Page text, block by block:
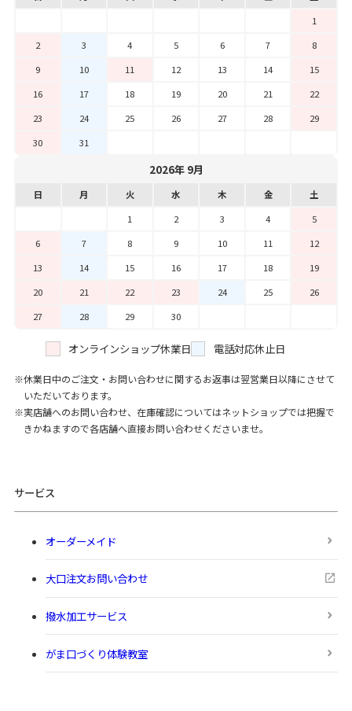
1
2
3 4 5 6 7
8
9
10 11 12 13 14
15
16
17 18 19 20 21
22
23
24 25 26 27 28
29
30
31
2026年 9月
日 月 火 水 木 金
土
1
2 3 4
5
6
7 8 9 10 11
12
13
14 15 16 17 18
19
20
21 22 23 24 25
26
27
28 29 30
オンラインショップ休業日 電話対応休止日
休業日中のご注文・お問い合わせに関するお返事は翌営業日以降にさせて
いただいております。
実店舗へのお問い合わせ、在庫確認についてはネットショップでは把握で
きかねますので各店舗へ直接お問い合わせくださいませ。
サービス
オーダーメイド
大口注文お問い合わせ
撥水加工サービス
がま口づくり体験教室